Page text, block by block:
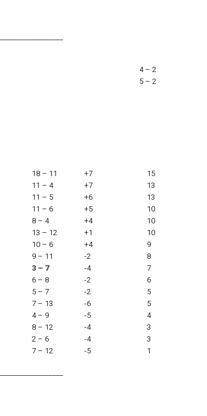
4 – 2
5 – 2
18 – 11 +7
15
11 – 4 +7
13
11 – 5 +6
13
11 – 6 +5
10
8 – 4 +4
10
13 – 12 +1
10
10 – 6 +4
9
9 – 11 -2
8
3 – 7 -4
7
6 – 8 -2
6
5 – 7 -2
5
7 – 13 -6
5
4 – 9 -5
4
8 – 12 -4
3
2 – 6 -4
3
7 – 12 -5 1